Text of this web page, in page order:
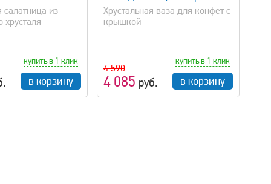
салатница из
хрусталя
купить в 1 клик
в корзину
Хрустальная ваза для конфет с
крышкой
4 590
4 085 руб.
купить в 1 клик
в корзину